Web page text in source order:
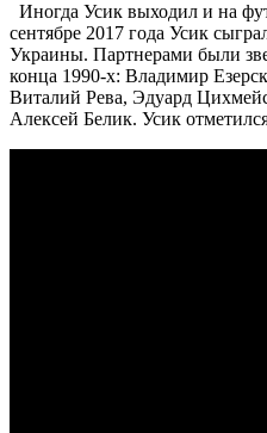
Иногда Усик выходил и на
сентябре 2017 года Усик
Украины. Партнерами были
конца 1990-х: Владимир
Виталий Рева, Эдуард
Алексей Белик. Усик